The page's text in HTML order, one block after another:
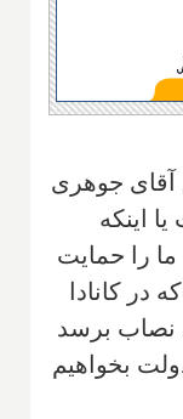
آقای جوهری
اینکه
را حمایت
در کانادا
نصاب برسد
بخواهیم